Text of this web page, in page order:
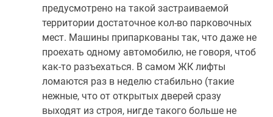
предусмотрено на такой застраиваемой
территории достаточное кол-во парковочных
мест. Машины припаркованы так, что даже не
проехать одному автомобилю, не говоря, чтоб
как-то разъехаться. В самом ЖК лифты
ломаются раз в неделю стабильно (такие
нежные, что от открытых дверей сразу
выходят из строя, нигде такого больше не